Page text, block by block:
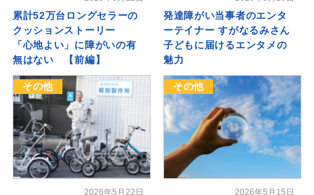
累計52万台ロングセラーの
クッションストーリー
「心地よい」に障がいの有
無はない 【前編】
発達障がい当事者のエンタ
ーテイナー すがなるみさん
子どもに届けるエンタメの
魅力
その他
2026年5月22日
その他
2026年5月15日